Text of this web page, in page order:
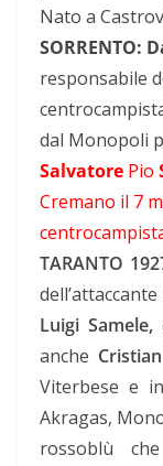
Nato a
SORRENTO:
responsabile
dal Monopoli
Salvatore Pio
Cremano il 7
TARANTO
dell’attaccante
Luigi Samele,
anche
Viterbese e
Akragas,
rossoblù